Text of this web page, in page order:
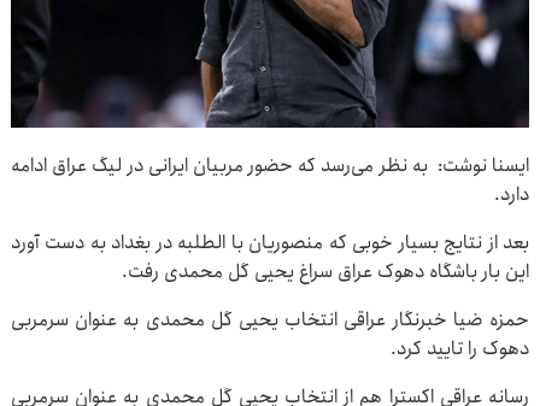
ایسنا نوشت: به نظر می‌رسد که حضور مربیان ایرانی در لیگ عراق ادامه
دارد.
بعد از نتایج بسیار خوبی که منصوریان با الطلبه در بغداد به دست آورد
این بار باشگاه دهوک عراق سراغ یحیی گل محمدی رفت.
حمزه ضیا خبرنگار عراقی انتخاب یحیی گل محمدی به عنوان سرمربی
دهوک را تایید کرد.
رسانه عراقی اکسترا هم از انتخاب یحیی گل محمدی به عنوان سرمربی